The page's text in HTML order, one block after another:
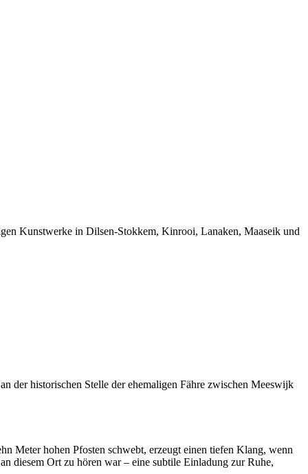
Kunstwerke in Dilsen-Stokkem, Kinrooi, Lanaken, Maaseik und
der historischen Stelle der ehemaligen Fähre zwischen Meeswijk
Meter hohen Pfosten schwebt, erzeugt einen tiefen Klang, wenn
diesem Ort zu hören war – eine subtile Einladung zur Ruhe,